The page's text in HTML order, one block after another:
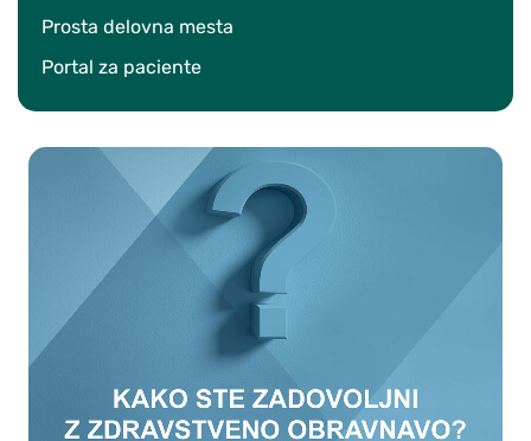
Prosta delovna mesta
Portal za paciente